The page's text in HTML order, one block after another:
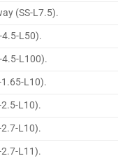
(SS-L7.5).
4.5-L50).
4.5-L100).
L10).
L10).
L10).
L11).